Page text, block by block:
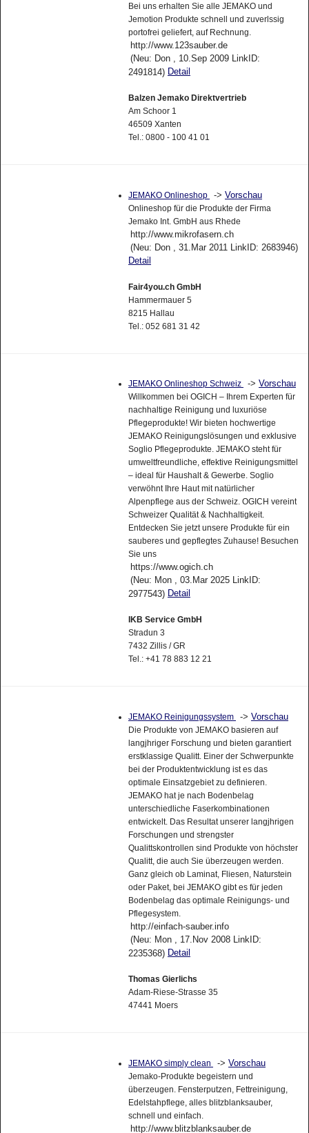
Bei uns erhalten Sie alle JEMAKO und
Jemotion Produkte schnell und zuverlssig
portofrei geliefert, auf Rechnung.
http://www.123sauber.de
(Neu: Don , 10.Sep 2009 LinkID:
2491814) Detail
Balzen Jemako Direktvertrieb
Am Schoor 1
46509 Xanten
Tel.: 0800 - 100 41 01
JEMAKO Onlineshop -> Vorschau
Onlineshop für die Produkte der Firma
Jemako Int. GmbH aus Rhede
http://www.mikrofasern.ch
(Neu: Don , 31.Mar 2011 LinkID: 2683946)
Detail
Fair4you.ch GmbH
Hammermauer 5
8215 Hallau
Tel.: 052 681 31 42
JEMAKO Onlineshop Schweiz -> Vorschau
Willkommen bei OGICH – Ihrem Experten für
nachhaltige Reinigung und luxuriöse
Pflegeprodukte! Wir bieten hochwertige
JEMAKO Reinigungslösungen und exklusive
Soglio Pflegeprodukte. JEMAKO steht für
umweltfreundliche, effektive Reinigungsmittel
– ideal für Haushalt & Gewerbe. Soglio
verwöhnt Ihre Haut mit natürlicher
Alpenpflege aus der Schweiz. OGICH vereint
Schweizer Qualität & Nachhaltigkeit.
Entdecken Sie jetzt unsere Produkte für ein
sauberes und gepflegtes Zuhause! Besuchen
Sie uns
https://www.ogich.ch
(Neu: Mon , 03.Mar 2025 LinkID:
2977543) Detail
IKB Service GmbH
Stradun 3
7432 Zillis / GR
Tel.: +41 78 883 12 21
JEMAKO Reinigungssystem -> Vorschau
Die Produkte von JEMAKO basieren auf
langjhriger Forschung und bieten garantiert
erstklassige Qualitt. Einer der Schwerpunkte
bei der Produktentwicklung ist es das
optimale Einsatzgebiet zu definieren.
JEMAKO hat je nach Bodenbelag
unterschiedliche Faserkombinationen
entwickelt. Das Resultat unserer langjhrigen
Forschungen und strengster
Qualittskontrollen sind Produkte von höchster
Qualitt, die auch Sie überzeugen werden.
Ganz gleich ob Laminat, Fliesen, Naturstein
oder Paket, bei JEMAKO gibt es für jeden
Bodenbelag das optimale Reinigungs- und
Pflegesystem.
http://einfach-sauber.info
(Neu: Mon , 17.Nov 2008 LinkID:
2235368) Detail
Thomas Gierlichs
Adam-Riese-Strasse 35
47441 Moers
JEMAKO simply clean -> Vorschau
Jemako-Produkte begeistern und
überzeugen. Fensterputzen, Fettreinigung,
Edelstahpflege, alles blitzblanksauber,
schnell und einfach.
http://www.blitzblanksauber.de